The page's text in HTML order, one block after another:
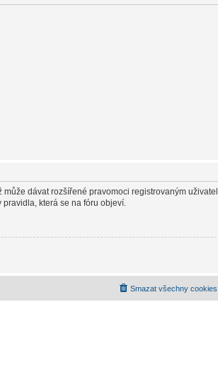
dávat rozšířené pravomoci registrovaným
která se na fóru objeví.
Smazat všechny